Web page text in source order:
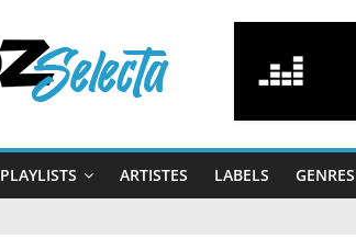
PLAYLISTS ARTISTES LABELS GENRES